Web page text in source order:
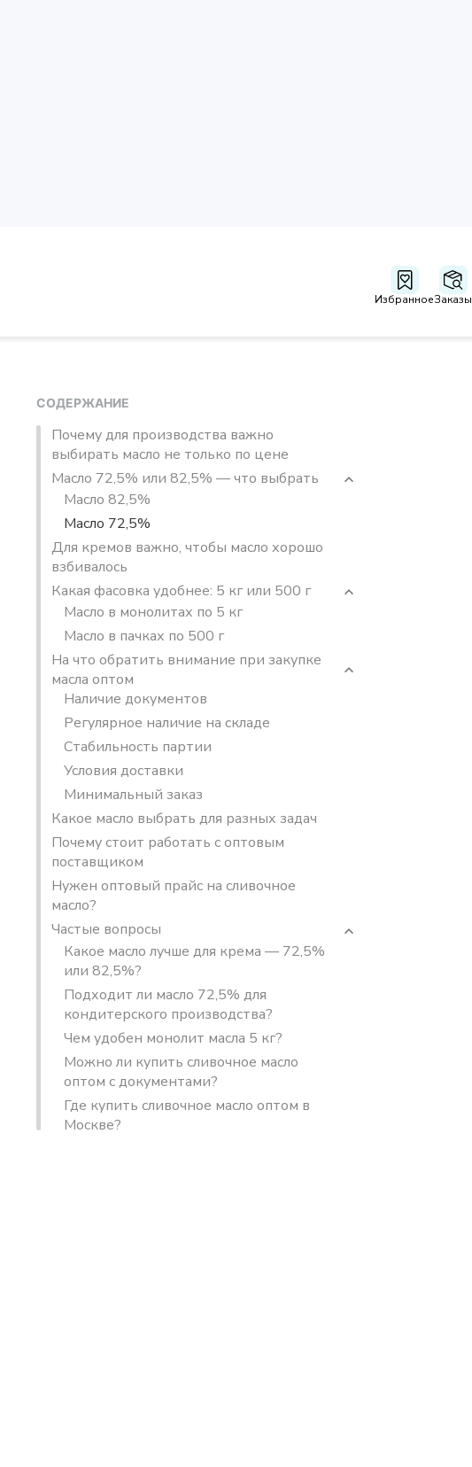
ИзбранноеЗаказы
СОДЕРЖАНИЕ
Почему для производства важно
выбирать масло не только по цене
Масло 72,5% или 82,5% — что выбрать
Масло 82,5%
Масло 72,5%
Для кремов важно, чтобы масло хорошо
взбивалось
Какая фасовка удобнее: 5 кг или 500 г
Масло в монолитах по 5 кг
Масло в пачках по 500 г
На что обратить внимание при закупке
масла оптом
Наличие документов
Регулярное наличие на складе
Стабильность партии
Условия доставки
Минимальный заказ
Какое масло выбрать для разных задач
Почему стоит работать с оптовым
поставщиком
Нужен оптовый прайс на сливочное
масло?
Частые вопросы
Какое масло лучше для крема — 72,5%
или 82,5%?
Подходит ли масло 72,5% для
кондитерского производства?
Чем удобен монолит масла 5 кг?
Можно ли купить сливочное масло
оптом с документами?
Где купить сливочное масло оптом в
Москве?